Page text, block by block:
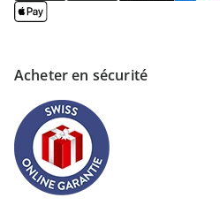
Acheter en sécurité